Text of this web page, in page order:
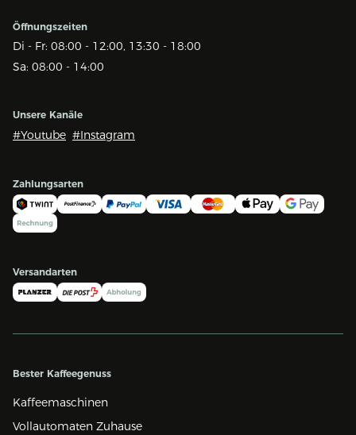
Öffnungszeiten
Di - Fr: 08:00 - 12:00, 13:30 - 18:00
Sa: 08:00 - 14:00
Unsere Kanäle
#Youtube #Instagram
Zahlungsarten
Versandarten
Bester Kaffeegenuss
Kaffeemaschinen
Vollautomaten Zuhause